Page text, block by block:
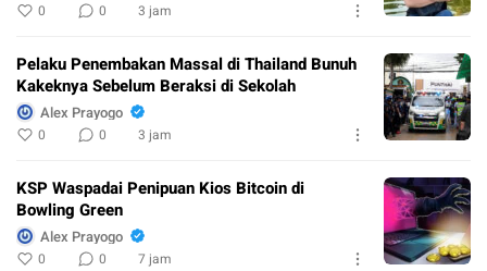
0 0 3 jam
Pelaku Penembakan Massal di Thailand Bunuh
Kakeknya Sebelum Beraksi di Sekolah
Alex Prayogo
0 0 3 jam
KSP Waspadai Penipuan Kios Bitcoin di
Bowling Green
Alex Prayogo
0 0 7 jam